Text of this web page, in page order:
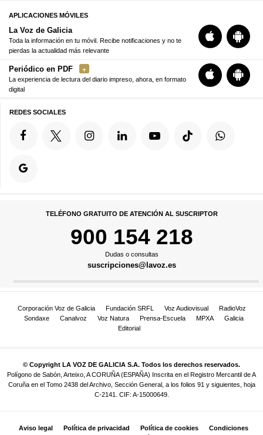
APLICACIONES MÓVILES
La Voz de Galicia
Toda la información en tu móvil. Recibe notificaciones y no te
pierdas la actualidad más relevante
Periódico en PDF
La experiencia de lectura del diario impreso, ahora, en formato
digital
REDES SOCIALES
TELÉFONO GRATUITO DE ATENCIÓN AL SUSCRIPTOR
900 154 218
Dudas o consultas
suscripciones@lavoz.es
Corporación Voz de Galicia Fundación SRFL Voz Audiovisual
RadioVoz
Sondaxe
Canalvoz Voz Natura Prensa-Escuela MPXA
Galicia
Editorial
© Copyright LA VOZ DE GALICIA S.A. Todos los derechos reservados.
Polígono de Sabón, Arteixo, A CORUÑA (ESPAÑA) Inscrita en el Registro Mercantil de A
Coruña en el Tomo 2438 del Archivo, Sección General, a los folios 91 y siguientes, hoja
C-2141. CIF: A-15000649.
Aviso legal Política de privacidad Política de cookies
Condiciones